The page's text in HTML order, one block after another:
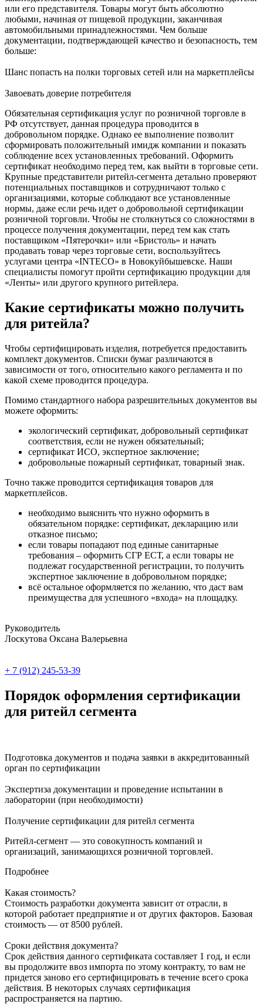
или его представителя. Товары могут быть абсолютно
любыми, начиная от пищевой продукции, заканчивая
автомобильными принадлежностями. Чем больше
документации, подтверждающей качество и безопасность, тем
больше:
Шанс попасть на полки торговых сетей или на маркетплейсы
Завоевать доверие потребителя
Обязательная сертификация услуг по розничной торговле в
РФ отсутствует, данная процедура проводится в
добровольном порядке. Однако ее выполнение позволит
сформировать положительный имидж компании и показать
соблюдение всех установленных требований. Оформить
сертификат необходимо перед тем, как выйти в торговые сети.
Крупные представители ритейл-сегмента детально проверяют
потенциальных поставщиков и сотрудничают только с
организациями, которые соблюдают все установленные
нормы, даже если речь идет о добровольной сертификации
розничной торговли. Чтобы не столкнуться со сложностями в
процессе получения документации, перед тем как стать
поставщиком «Пятерочки» или «Бристоль» и начать
продавать товар через торговые сети, воспользуйтесь
услугами центра «INTECO» в Новокуйбышевске. Наши
специалисты помогут пройти сертификацию продукции для
«Ленты» или другого крупного ритейлера.
Какие сертификаты можно получить
для ритейла?
Чтобы сертифицировать изделия, потребуется предоставить
комплект документов. Списки бумаг различаются в
зависимости от того, относительно какого регламента и по
какой схеме проводится процедура.
Помимо стандартного набора разрешительных документов вы
можете оформить:
экологический сертификат, добровольный сертификат
соответствия, если не нужен обязательный;
сертификат ИСО, экспертное заключение;
добровольные пожарный сертификат, товарный знак.
Точно также проводится сертификация товаров для
маркетплейсов.
необходимо выяснить что нужно оформить в
обязательном порядке: сертификат, декларацию или
отказное письмо;
если товары попадают под единые санитарные
требования – оформить СГР ЕСТ, а если товары не
подлежат государственной регистрации, то получить
экспертное заключение в добровольном порядке;
всё остальное оформляется по желанию, что даст вам
преимущества для успешного «входа» на площадку.
Руководитель
Лоскутова Оксана Валерьевна
+ 7 (912) 245-53-39
Порядок оформления сертификации
для ритейл сегмента
Подготовка документов и подача заявки в аккредитованный
орган по сертификации
Экспертиза документации и проведение испытании в
лаборатории (при необходимости)
Получение сертификации для ритейл сегмента
Ритейл-сегмент — это совокупность компаний и
организаций, занимающихся розничной торговлей.
Подробнее
Какая стоимость?
Стоимость разработки документа зависит от отрасли, в
которой работает предприятие и от других факторов. Базовая
стоимость — от 8500 рублей.
Сроки действия документа?
Срок действия данного сертификата составляет 1 год, и если
вы продолжите ввоз импорта по этому контракту, то вам не
придется заново его сертифицировать в течение всего срока
действия. В некоторых случаях сертификация
распространяется на партию.